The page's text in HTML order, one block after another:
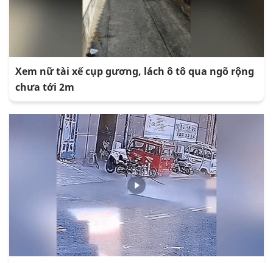
Xem nữ tài xế cụp gương, lách ô tô qua ngõ rộng
chưa tới 2m